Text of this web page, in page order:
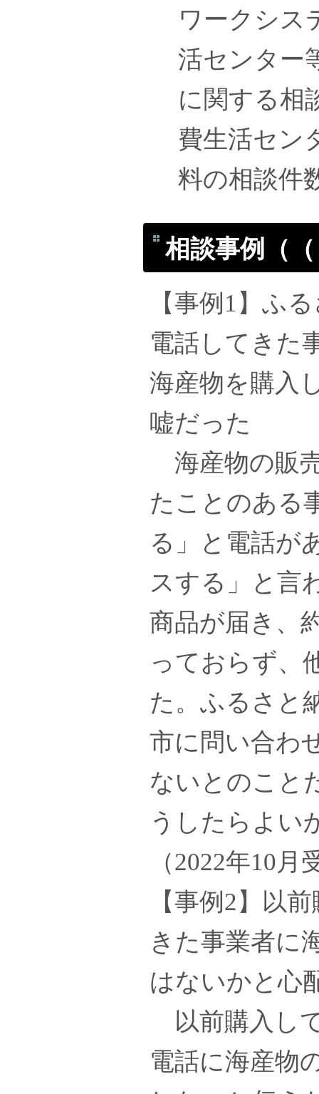
ワークシス
活センター
に関する相
費生活セン
料の相談件
相談事例（
【事例1】ふ
電話してきた
海産物を購入
嘘だった
海産物の販
たことのある
る」と電話が
スする」と言
商品が届き、
っておらず、
た。ふるさと
市に問い合わ
ないとのこと
うしたらよい
（2022年10
【事例2】以
きた事業者に
はないかと心
以前購入し
電話に海産物